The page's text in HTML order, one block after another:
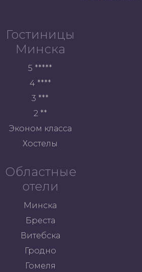
Гостиницы
Минска
5 *****
4 ****
3 ***
2 **
Эконом класса
Хостелы
Областные
отели
Минска
Бреста
Витебска
Гродно
Гомеля